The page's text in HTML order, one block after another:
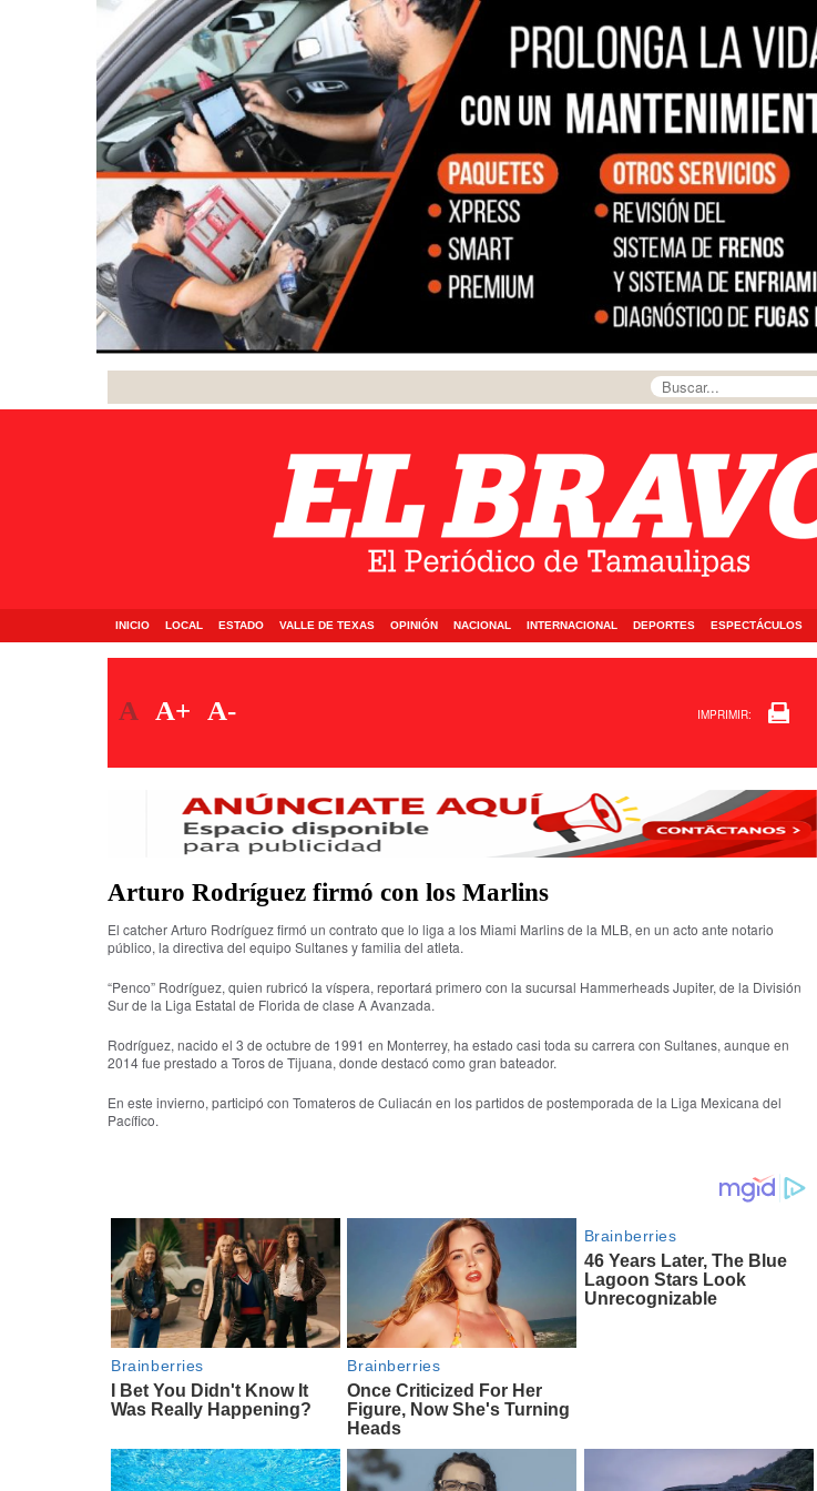
INICIO LOCAL ESTADO VALLE DE TEXAS OPINIÓN NACIONAL INTERNACIONAL DEPORTES ESPECTÁCULOS
A A+ A- IMPRIMIR:
Arturo Rodríguez firmó con los Marlins
El catcher Arturo Rodríguez firmó un contrato que lo liga a los Miami Marlins de la MLB, en un acto ante notario
público, la directiva del equipo Sultanes y familia del atleta.
“Penco” Rodríguez, quien rubricó la víspera, reportará primero con la sucursal Hammerheads Jupiter, de la División
Sur de la Liga Estatal de Florida de clase A Avanzada.
Rodríguez, nacido el 3 de octubre de 1991 en Monterrey, ha estado casi toda su carrera con Sultanes, aunque en
2014 fue prestado a Toros de Tijuana, donde destacó como gran bateador.
En este invierno, participó con Tomateros de Culiacán en los partidos de postemporada de la Liga Mexicana del
Pacífico.